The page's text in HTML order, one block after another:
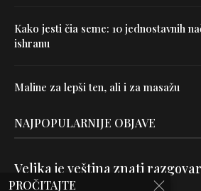
Kako jesti čia seme: 10 jednostavnih
ishranu
Maline za lepši ten, ali i za masažu
NAJPOPULARNIJE OBJAVE
Velika je veština znati
PROČITAJTE